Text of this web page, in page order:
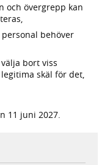
och övergrepp kan
behöver
bort viss
skäl för det,
11 juni 2027.